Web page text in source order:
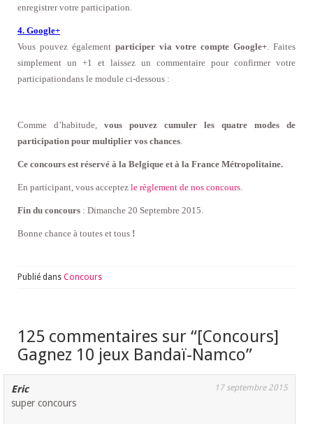
enregistrer votre participation.
4. Google+
Vous pouvez également participer via votre compte Google+. Faites
simplement un +1 et laissez un commentaire pour confirmer votre
participationdans le module ci-dessous :
Comme d’habitude, vous pouvez cumuler les quatre modes de
participation pour multiplier vos chances.
Ce concours est réservé à la Belgique et à la France Métropolitaine.
En participant, vous acceptez le règlement de nos concours.
Fin du concours : Dimanche 20 Septembre 2015.
Bonne chance à toutes et tous !
Publié dans Concours
125 commentaires sur “[Concours]
Gagnez 10 jeux Bandaï-Namco”
Eric 17 septembre 2015
super concours